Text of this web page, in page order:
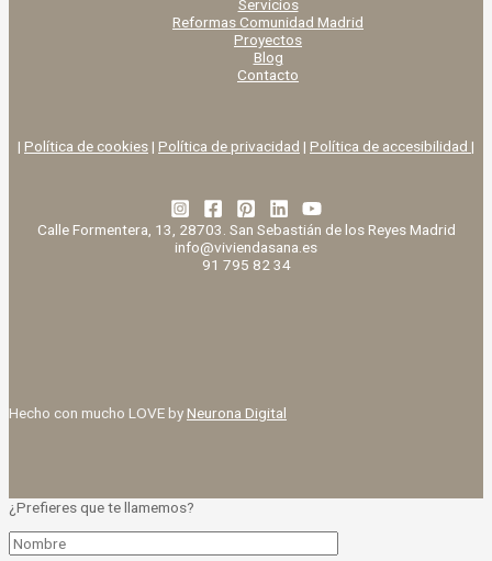
Servicios
Reformas Comunidad Madrid
Proyectos
Blog
Contacto
| Política de cookies| Política de privacidad | Política de accesibilidad |
Calle Formentera, 13, 28703. San Sebastián de los Reyes Madrid
info@viviendasana.es
91 795 82 34
Hecho con mucho LOVE byNeurona Digital
¿Prefieres que te llamemos?